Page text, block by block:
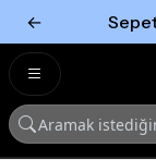
←